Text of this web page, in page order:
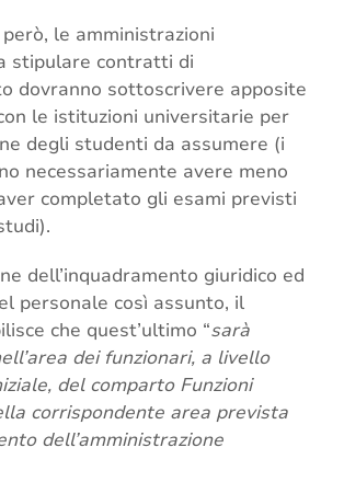
le amministrazioni
stipulare contratti di
dovranno sottoscrivere apposite
le istituzioni universitarie per
degli studenti da assumere (i
necessariamente avere meno
completato gli esami previsti
dell’inquadramento giuridico ed
personale così assunto, il
che quest’ultimo “sarà
dei funzionari, a livello
del comparto Funzioni
corrispondente area prevista
dell’amministrazione